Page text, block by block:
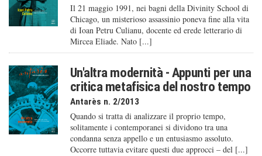
Il 21 maggio 1991, nei bagni della Divinity School di
Chicago, un misterioso assassinio poneva fine alla vita
di Ioan Petru Culianu, docente ed erede letterario di
Mircea Eliade. Nato [...]
Un'altra modernità - Appunti per una
critica metafisica del nostro tempo
Antarès n. 2/2013
Quando si tratta di analizzare il proprio tempo,
solitamente i contemporanei si dividono tra una
condanna senza appello e un entusiasmo assoluto.
Occorre tuttavia evitare questi due approcci – del [...]